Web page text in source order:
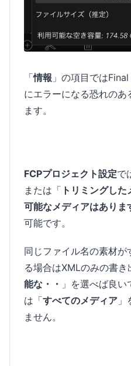
「情報 」の項目では
にエラーになる恐れの
ます。
FCPプロジェクト設定で
または「 トリミングした
可能なメディアはありま
可能です。
同じファイル名の素材
る場合はXMLのみの書き
能な・・ 」を選べば良
は「すべてのメディア
ません。